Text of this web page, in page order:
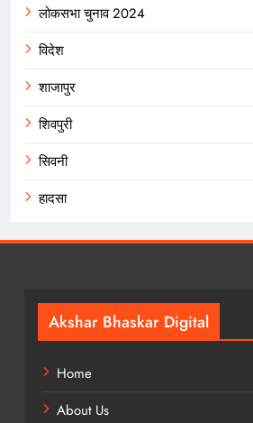
लोकसभा चुनाव 2024
विदेश
शाजापुर
शिवपुरी
सिवनी
हादसा
Akshar Bhaskar Digital
Home
About Us